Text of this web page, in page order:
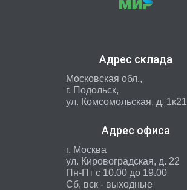
Адрес склада
Московская обл.,
г. Подольск,
ул. Комсомольская, д. 1к21
Адрес офиса
г. Москва
ул. Кировоградская, д. 22
Пн-Пт с 10.00 до 19.00
Сб, вск - выходные